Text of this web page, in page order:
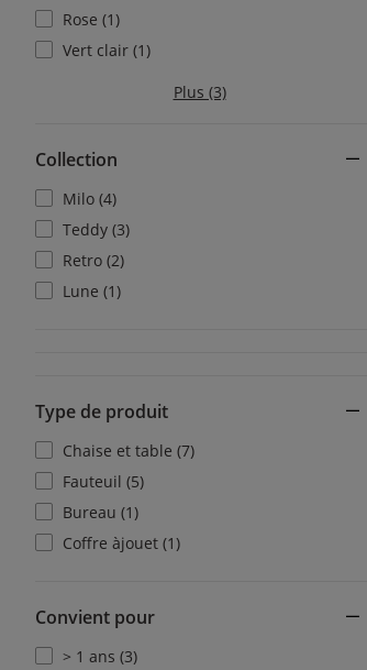
Rose (1)
Vert clair (1)
Plus (3)
Collection
Milo (4)
Teddy (3)
Retro (2)
Lune (1)
Type de produit
Chaise et table (7)
Fauteuil (5)
Bureau (1)
Coffre àjouet (1)
Convient pour
> 1 ans (3)